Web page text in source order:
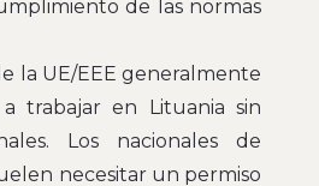
de las normas
la UE/EEE generalmente
trabajar en Lituania sin
Los nacionales de
necesitar un permiso